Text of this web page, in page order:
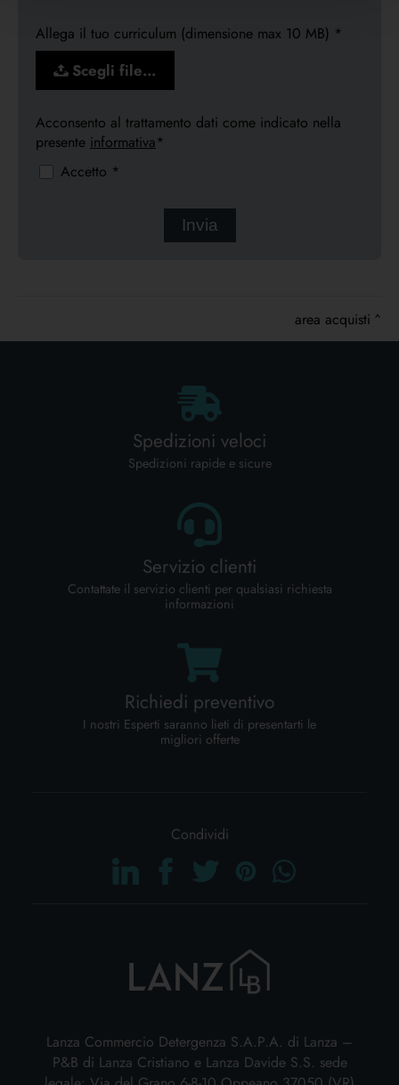
Allega il tuo curriculum (dimensione max 10 MB) *
Scegli file…
Acconsento al trattamento dati come indicato nella
presente informativa*
Accetto *
area acquisti
Lanza Commercio Detergenza S.A.P.A. di Lanza –
P&B di Lanza Cristiano e Lanza Davide S.S. sede
Condividi
Spedizioni veloci
Spedizioni rapide e sicure
Servizio clienti
Contattate il servizio clienti per qualsiasi richiesta
informazioni
Richiedi preventivo
I nostri Esperti saranno lieti di presentarti le
migliori offerte